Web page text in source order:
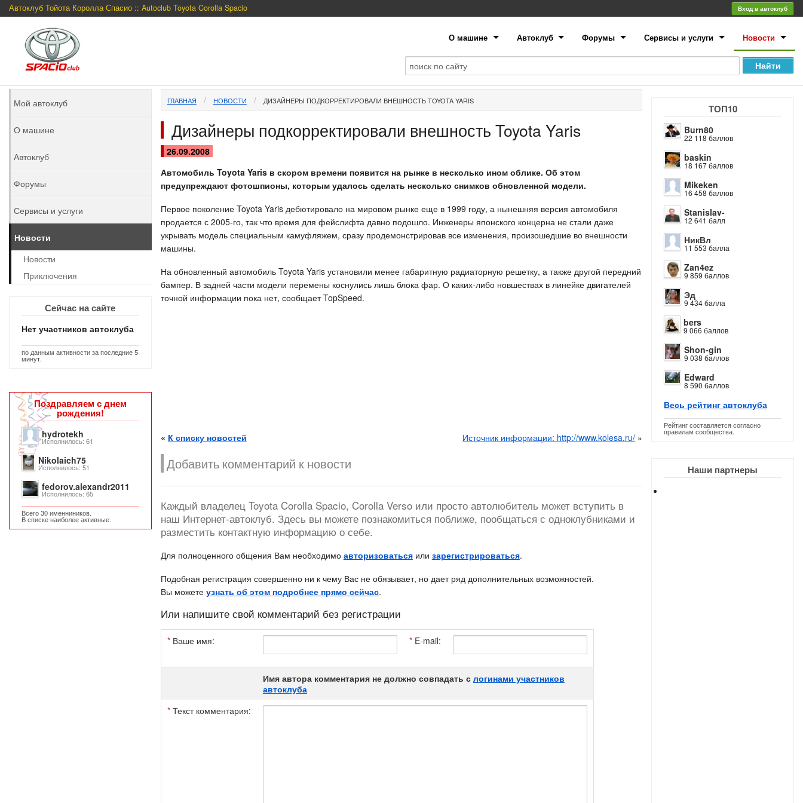
Автоклуб Тойота Королла Спасио :: Autoclub Toyota Corolla Spacio Вход в автоклуб
О машине Автоклуб Форумы Сервисы и услуги Новости
ТОП10
Burn80
22 118 баллов
baskin
18 167 баллов
Mikeken
16 458 баллов
Stanislav-
12 641 балл
НикВл
11 553 балла
Zan4ez
9 859 баллов
Эд
9 434 балла
bers
9 066 баллов
Shon-gin
9 038 баллов
Edward
8 590 баллов
Весь рейтинг автоклуба
Рейтинг составляется согласно
правилам сообщества.
Наши партнеры
ГЛАВНАЯ НОВОСТИ ДИЗАЙНЕРЫ ПОДКОРРЕКТИРОВАЛИ ВНЕШНОСТЬ TOYOTA YARIS
Дизайнеры подкорректировали внешность Toyota Yaris
26.09.2008
Автомобиль Toyota Yaris в скором времени появится на рынке в несколько ином облике. Об этом
предупреждают фотошпионы, которым удалось сделать несколько снимков обновленной модели.
Первое поколение Toyota Yaris дебютировало на мировом рынке еще в 1999 году, а нынешняя версия автомобиля
продается с 2005-го, так что время для фейслифта давно подошло. Инженеры японского концерна не стали даже
укрывать модель специальным камуфляжем, сразу продемонстрировав все изменения, произошедшие во внешности
машины.
На обновленный автомобиль Toyota Yaris установили менее габаритную радиаторную решетку, а также другой передний
бампер. В задней части модели перемены коснулись лишь блока фар. О каких-либо новшествах в линейке двигателей
точной информации пока нет, сообщает TopSpeed.
Источник информации: http://www.kolesa.ru/ »
« К списку новостей
Добавить комментарий к новости
Каждый владелец Toyota Corolla Spacio, Corolla Verso или просто автолюбитель может вступить в
наш Интернет-автоклуб. Здесь вы можете познакомиться поближе, пообщаться с одноклубниками и
разместить контактную информацию о себе.
Для полноценного общения Вам необходимо авторизоватьсяили зарегистрироваться.
Подобная регистрация совершенно ни к чему Вас не обязывает, но дает ряд дополнительных возможностей.
Вы можете узнать об этом подробнее прямо сейчас.
Или напишите свой комментарий без регистрации
*Ваше имя: *E-mail:
Имя автора комментария не должно совпадать с логинами участников
автоклуба
*Текст комментария:
Мой автоклуб
О машине
Автоклуб
Форумы
Сервисы и услуги
Новости
Новости
Приключения
Сейчас на сайте
Нет участников автоклуба
по данным активности за последние 5
минут.
Поздравляем с днем
рождения!
hydrotekh
Исполнилось: 61
Nikolaich75
Исполнилось: 51
fedorov.alexandr2011
Исполнилось: 65
Всего 30 именниников.
В списке наиболее активные.